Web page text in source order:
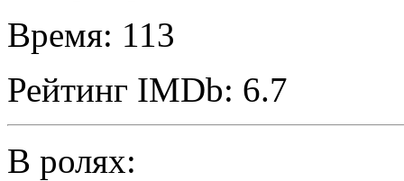
Время: 113
Рейтинг IMDb: 6.7
В ролях: